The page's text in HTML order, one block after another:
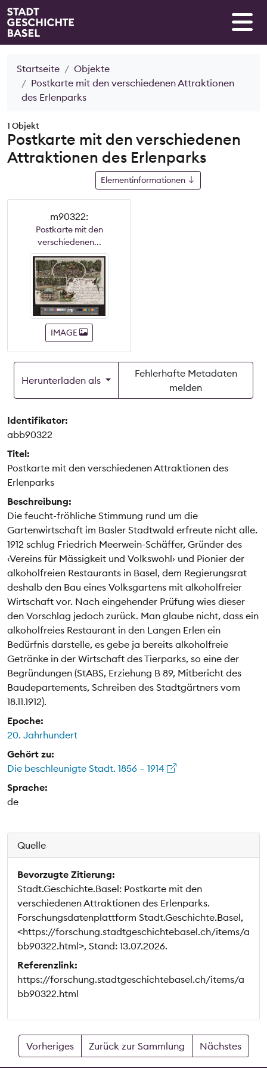
Startseite
Objekte
Postkarte mit den verschiedenen Attraktionen
des Erlenparks
1 Objekt
Postkarte mit den verschiedenen
Attraktionen des Erlenparks
Elementinformationen
m90322:
Postkarte mit den
verschiedenen...
IMAGE
Herunterladen als
Fehlerhafte Metadaten
melden
Identifikator:
abb90322
Titel:
Postkarte mit den verschiedenen Attraktionen des
Erlenparks
Beschreibung:
Die feucht-fröhliche Stimmung rund um die
Gartenwirtschaft im Basler Stadtwald erfreute nicht alle.
1912 schlug Friedrich Meerwein-Schäffer, Gründer des
‹Vereins für Mässigkeit und Volkswohl› und Pionier der
alkoholfreien Restaurants in Basel, dem Regierungsrat
deshalb den Bau eines Volksgartens mit alkoholfreier
Wirtschaft vor. Nach eingehender Prüfung wies dieser
den Vorschlag jedoch zurück. Man glaube nicht, dass ein
alkoholfreies Restaurant in den Langen Erlen ein
Bedürfnis darstelle, es gebe ja bereits alkoholfreie
Getränke in der Wirtschaft des Tierparks, so eine der
Begründungen (StABS, Erziehung B 89, Mitbericht des
Baudepartements, Schreiben des Stadtgärtners vom
18.11.1912).
Epoche:
20. Jahrhundert
Gehört zu:
Die beschleunigte Stadt. 1856 – 1914
Sprache:
de
Quelle
Bevorzugte Zitierung:
Stadt.Geschichte.Basel: Postkarte mit den
verschiedenen Attraktionen des Erlenparks.
Forschungsdatenplattform Stadt.Geschichte.Basel,
<https://forschung.stadtgeschichtebasel.ch/items/a
bb90322.html>, Stand: 13.07.2026.
Referenzlink:
https://forschung.stadtgeschichtebasel.ch/items/a
bb90322.html
Vorheriges Zurück zur Sammlung Nächstes